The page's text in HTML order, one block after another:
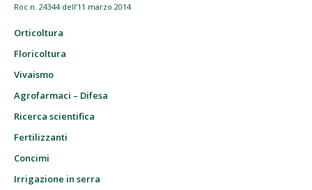
Roc n. 24344 dell’11 marzo 2014
Orticoltura
Floricoltura
Vivaismo
Agrofarmaci – Difesa
Ricerca scientifica
Fertilizzanti
Concimi
Irrigazione in serra